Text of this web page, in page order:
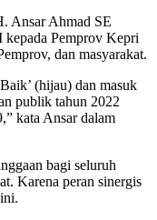
Ansar Ahmad SE
kepada Pemprov Kepri
dan masyarakat.
(hijau) dan masuk
publik tahun 2022
kata Ansar dalam
bagi seluruh
Karena peran sinergis